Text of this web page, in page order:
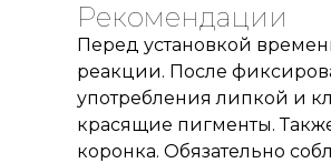
Вам нужна срочная запись на прием,
Нажимая кнопку «Записаться на приём» вы
политику
Рекомендации
Перед установкой
реакции. После
употребления липкой и
красящие пигменты.
коронка. Обязательно